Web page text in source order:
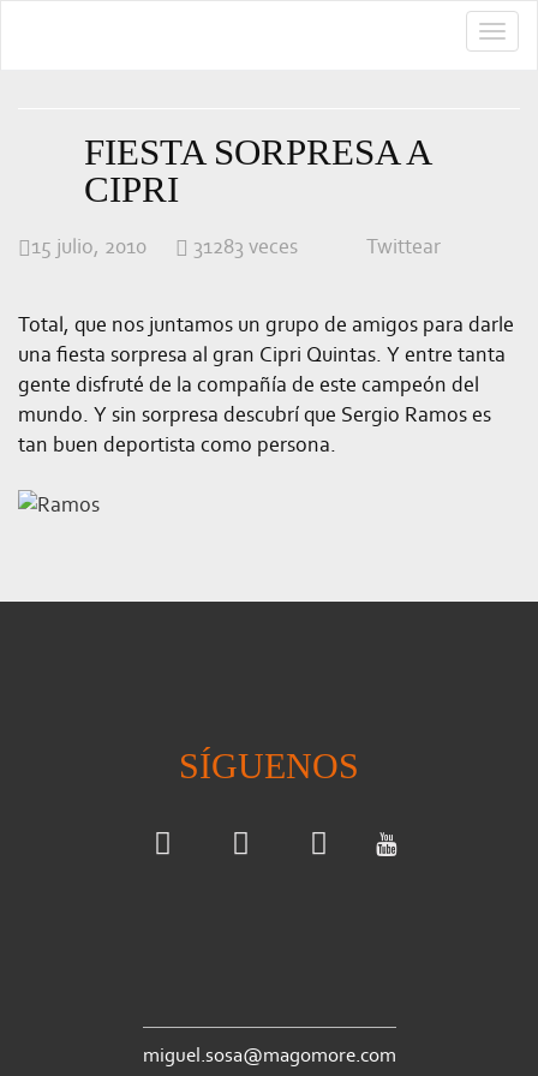
FIESTA SORPRESA A
CIPRI
15 julio, 2010 31283 veces Twittear
Total, que nos juntamos un grupo de amigos para darle
una fiesta sorpresa al gran Cipri Quintas. Y entre tanta
gente disfruté de la compañía de este campeón del
mundo. Y sin sorpresa descubrí que Sergio Ramos es
tan buen deportista como persona.
SÍGUENOS
miguel.sosa@magomore.com